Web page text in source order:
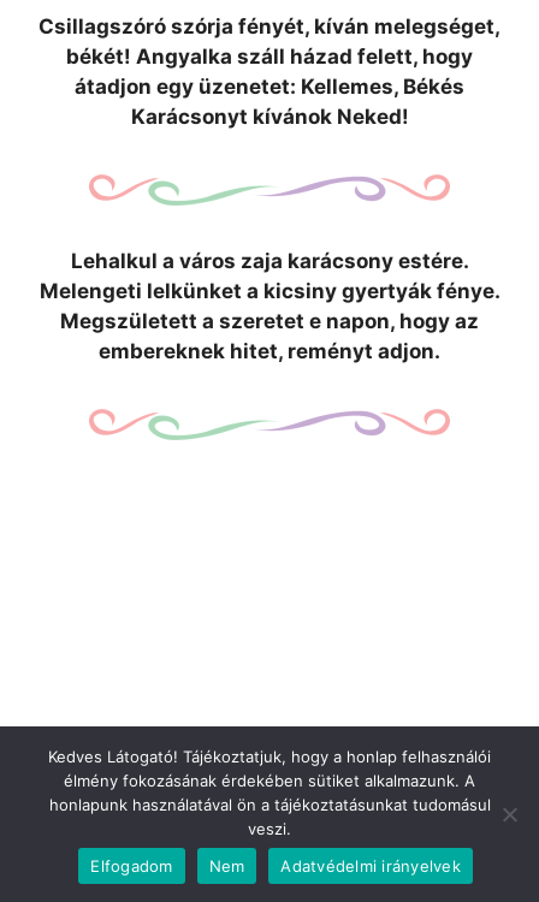
Csillagszóró szórja fényét, kíván melegséget,
békét! Angyalka száll házad felett, hogy
átadjon egy üzenetet: Kellemes, Békés
Karácsonyt kívánok Neked!
Lehalkul a város zaja karácsony estére.
Melengeti lelkünket a kicsiny gyertyák fénye.
Megszületett a szeretet e napon, hogy az
embereknek hitet, reményt adjon.
Kedves Látogató! Tájékoztatjuk, hogy a honlap felhasználói
élmény fokozásának érdekében sütiket alkalmazunk. A
honlapunk használatával ön a tájékoztatásunkat tudomásul
veszi.
Elfogadom
Nem Adatvédelmi irányelvek